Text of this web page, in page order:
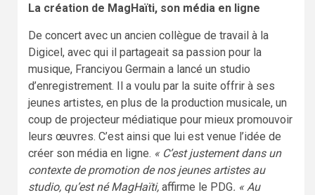
La création de MagHaïti, son média en ligne
De concert avec un ancien collègue de travail à la
Digicel, avec qui il partageait sa passion pour la
musique, Franciyou Germain a lancé un studio
d’enregistrement. Il a voulu par la suite offrir à ses
jeunes artistes, en plus de la production musicale, un
coup de projecteur médiatique pour mieux promouvoir
leurs œuvres. C’est ainsi que lui est venue l’idée de
créer son média en ligne. « C’est justement dans un
contexte de promotion de nos jeunes artistes au
studio, qu’est né MagHaïti, affirme le PDG. « Au